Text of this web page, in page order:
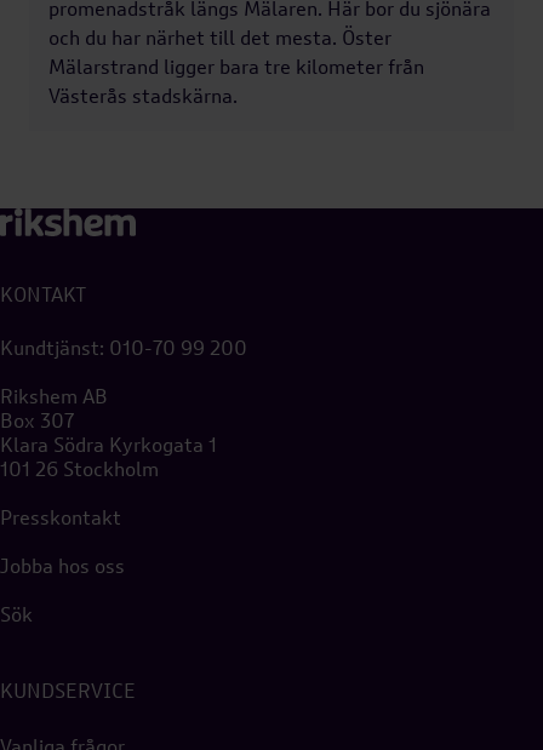
promenadstråk längs Mälaren. Här bor du sjönära
och du har närhet till det mesta. Öster
Mälarstrand ligger bara tre kilometer från
Västerås stadskärna.
KONTAKT
Kundtjänst: 010-70 99 200
Rikshem AB
Box 307
Klara Södra Kyrkogata 1
101 26 Stockholm
Presskontakt
Jobba hos oss
Sök
KUNDSERVICE